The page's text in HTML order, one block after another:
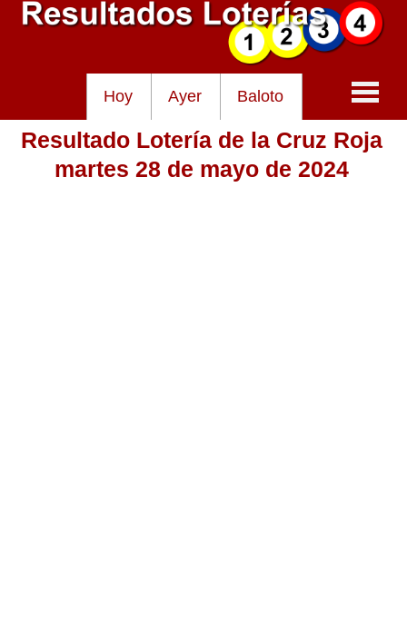
Hoy Ayer Baloto
Baloto
Resultado Lotería de la Cruz Roja
martes 28 de mayo de 2024